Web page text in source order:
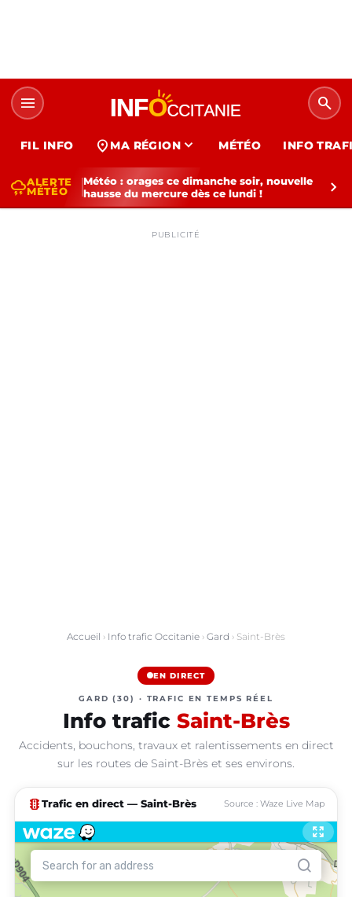
menu search
FIL INFO location_on MA RÉGION expand_more MÉTÉO INFO
thunderstormALERTE
MÉTÉO
Météo : orages ce dimanche soir, nouvelle
hausse du mercure dès ce lundi !
chevron_right
PUBLICITÉ
Accueil › Info trafic Occitanie › Gard › Saint-Brès
EN DIRECT
GARD (30) · TRAFIC EN TEMPS RÉEL
Info trafic Saint-Brès
Accidents, bouchons, travaux et ralentissements en direct
sur les routes de Saint-Brès et ses environs.
traffic Trafic en direct — Saint-Brès Source : Waze Live Map